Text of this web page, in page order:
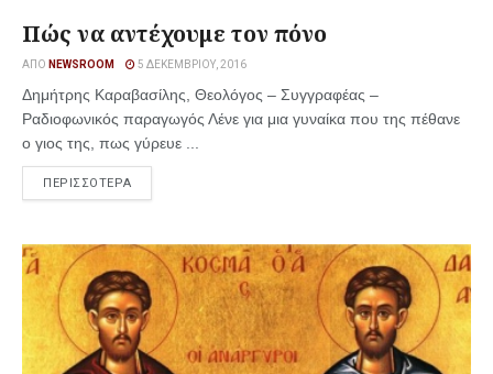
Πώς να αντέχουμε τον πόνο
ΑΠΌ NEWSROOM 5 ΔΕΚΕΜΒΡΊΟΥ, 2016
Δημήτρης Καραβασίλης, Θεολόγος – Συγγραφέας –
Ραδιοφωνικός παραγωγός Λένε για μια γυναίκα που της πέθανε
ο γιος της, πως γύρευε ...
ΠΕΡΙΣΣΟΤΕΡΑ